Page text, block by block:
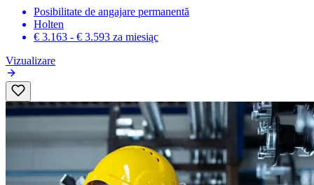
Posibilitate de angajare permanentă
Holten
€ 3.163 - € 3.593 za miesiąc
Vizualizare